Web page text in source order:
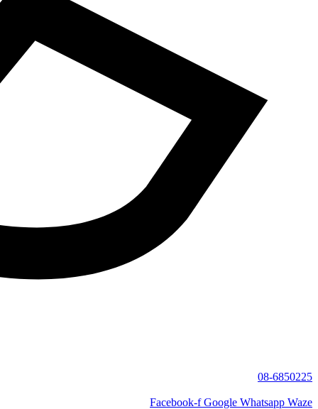
08-6850225
Facebook-f Google Whatsapp Waze